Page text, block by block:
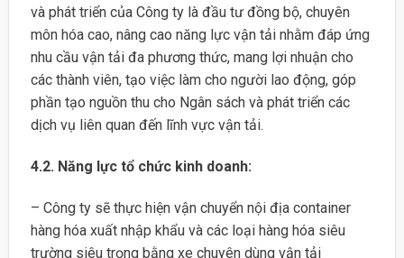
và phát triển của Công ty là đầu tư đồng bộ, chuyên
môn hóa cao, nâng cao năng lực vận tải nhằm đáp ứng
nhu cầu vận tải đa phương thức, mang lợi nhuận cho
các thành viên, tạo việc làm cho người lao động, góp
phần tạo nguồn thu cho Ngân sách và phát triển các
dịch vụ liên quan đến lĩnh vực vận tải.
4.2. Năng lực tổ chức kinh doanh:
– Công ty sẽ thực hiện vận chuyển nội địa container
hàng hóa xuất nhập khẩu và các loại hàng hóa siêu
trường siêu trọng bằng xe chuyên dùng vận tải